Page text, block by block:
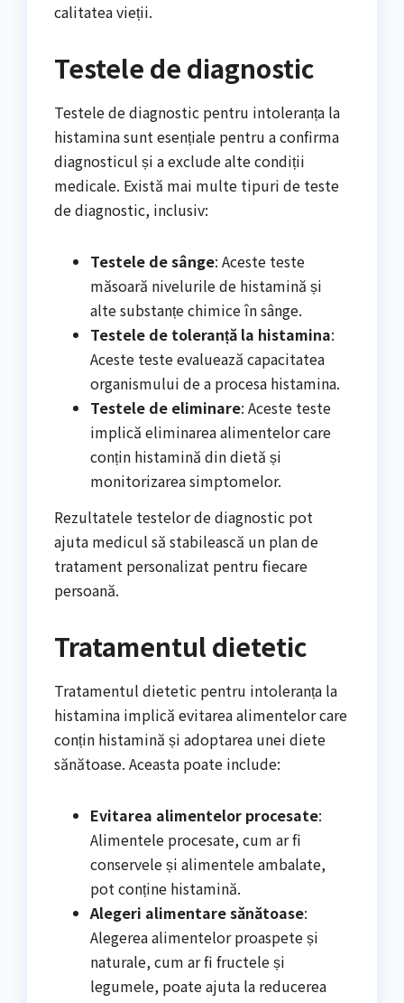
calitatea vieții.
Testele de diagnostic
Testele de diagnostic pentru intoleranța la
histamina sunt esențiale pentru a confirma
diagnosticul și a exclude alte condiții
medicale. Există mai multe tipuri de teste
de diagnostic, inclusiv:
Testele de sânge: Aceste teste
măsoară nivelurile de histamină și
alte substanțe chimice în sânge.
Testele de toleranță la histamina:
Aceste teste evaluează capacitatea
organismului de a procesa histamina.
Testele de eliminare: Aceste teste
implică eliminarea alimentelor care
conțin histamină din dietă și
monitorizarea simptomelor.
Rezultatele testelor de diagnostic pot
ajuta medicul să stabilească un plan de
tratament personalizat pentru fiecare
persoană.
Tratamentul dietetic
Tratamentul dietetic pentru intoleranța la
histamina implică evitarea alimentelor care
conțin histamină și adoptarea unei diete
sănătoase. Aceasta poate include:
Evitarea alimentelor procesate:
Alimentele procesate, cum ar fi
conservele și alimentele ambalate,
pot conține histamină.
Alegeri alimentare sănătoase:
Alegerea alimentelor proaspete și
naturale, cum ar fi fructele și
legumele, poate ajuta la reducerea